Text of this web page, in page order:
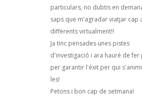
particulars, no dubtis en
saps que m'agradar viatjar cap
differents virtualment!!
Ja tinc pensades unes pistes
d'investigació i ara hauré de fer
per garantir l'éxit per qui
les!
Petons i bon cap de setmana!